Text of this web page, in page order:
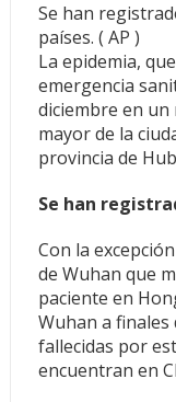
Se han
países. ( AP )
La epidemia,
emergencia
diciembre en
mayor de la
provincia de
Se han
Con la
de Wuhan que
paciente en
Wuhan a
fallecidas por
encuentran en